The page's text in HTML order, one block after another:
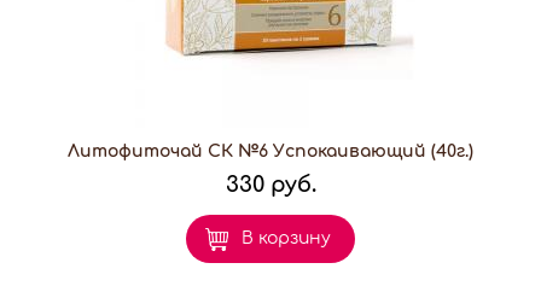
Литофиточай СК №6 Успокаивающий (40г.)
330 руб.
В корзину